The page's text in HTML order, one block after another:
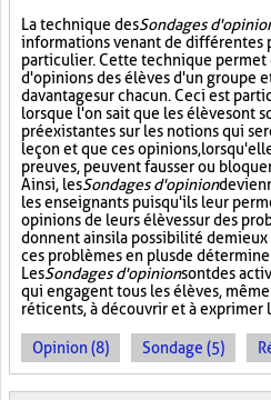
La technique desSondages
informations venant de différentes
particulier. Cette technique
d'opinions des élèves d'un groupe
davantage sur chacun. Ceci est
lorsque l'on sait que les élèves ont
préexistantes sur les notions qui
leçon et que ces opinions,
preuves, peuvent fausser ou
Ainsi, lesSondages d'opinion
les enseignants puisqu'ils leur
opinions de leurs élèves sur des
donnent ainsi la possibilité de
ces problèmes en plus de
LesSondages d'opinionsont des
qui engagent tous les élèves,
réticents, à découvrir et à exprimer
Opinion (8) Sondage (5)